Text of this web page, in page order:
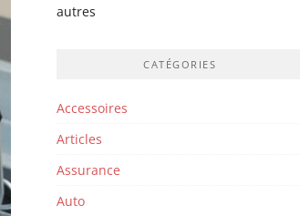
autres
CATÉGORIES
Accessoires
Articles
Assurance
Auto